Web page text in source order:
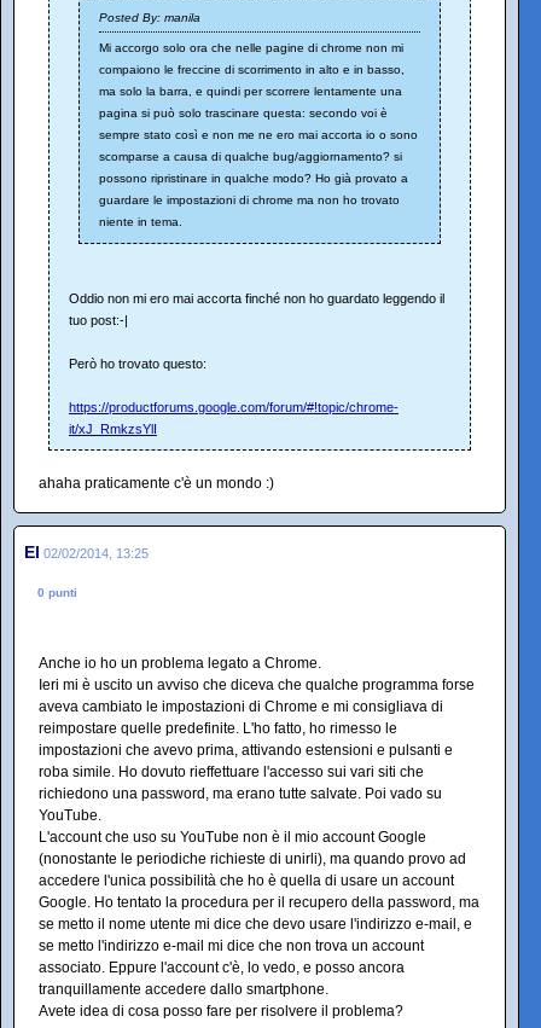
Posted By: manila
Mi accorgo solo ora che nelle pagine di chrome non mi
compaiono le freccine di scorrimento in alto e in basso,
ma solo la barra, e quindi per scorrere lentamente una
pagina si può solo trascinare questa: secondo voi è
sempre stato così e non me ne ero mai accorta io o sono
scomparse a causa di qualche bug/aggiornamento? si
possono ripristinare in qualche modo? Ho già provato a
guardare le impostazioni di chrome ma non ho trovato
niente in tema.
Oddio non mi ero mai accorta finché non ho guardato leggendo il
tuo post:-|
Però ho trovato questo:
https://productforums.google.com/forum/#!topic/chrome-
it/xJ_RmkzsYlI
ahaha praticamente c'è un mondo :)
El 02/02/2014, 13:25
0 punti
Anche io ho un problema legato a Chrome.
Ieri mi è uscito un avviso che diceva che qualche programma forse
aveva cambiato le impostazioni di Chrome e mi consigliava di
reimpostare quelle predefinite. L'ho fatto, ho rimesso le
impostazioni che avevo prima, attivando estensioni e pulsanti e
roba simile. Ho dovuto rieffettuare l'accesso sui vari siti che
richiedono una password, ma erano tutte salvate. Poi vado su
YouTube.
L'account che uso su YouTube non è il mio account Google
(nonostante le periodiche richieste di unirli), ma quando provo ad
accedere l'unica possibilità che ho è quella di usare un account
Google. Ho tentato la procedura per il recupero della password, ma
se metto il nome utente mi dice che devo usare l'indirizzo e-mail, e
se metto l'indirizzo e-mail mi dice che non trova un account
associato. Eppure l'account c'è, lo vedo, e posso ancora
tranquillamente accedere dallo smartphone.
Avete idea di cosa posso fare per risolvere il problema?